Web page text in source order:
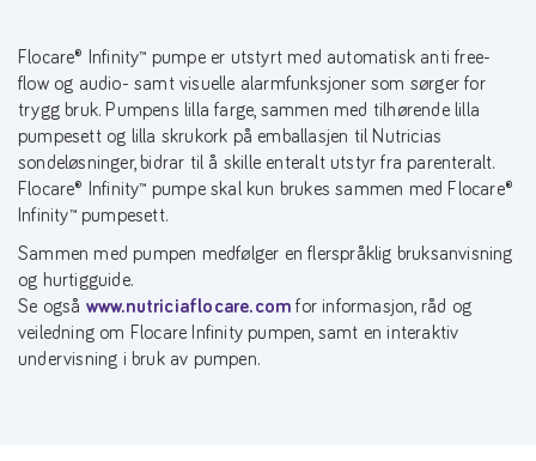
Flocare® Infinity™ pumpe er utstyrt med automatisk anti free-
flow og audio- samt visuelle alarmfunksjoner som sørger for
trygg bruk. Pumpens lilla farge, sammen med tilhørende lilla
pumpesett og lilla skrukork på emballasjen til Nutricias
sondeløsninger, bidrar til å skille enteralt utstyr fra parenteralt.
Flocare® Infinity™ pumpe skal kun brukes sammen med Flocare®
Infinity™ pumpesett.
Sammen med pumpen medfølger en flerspråklig bruksanvisning
og hurtigguide.
Se også www.nutriciaflocare.com for informasjon, råd og
veiledning om Flocare Infinity pumpen, samt en interaktiv
undervisning i bruk av pumpen.